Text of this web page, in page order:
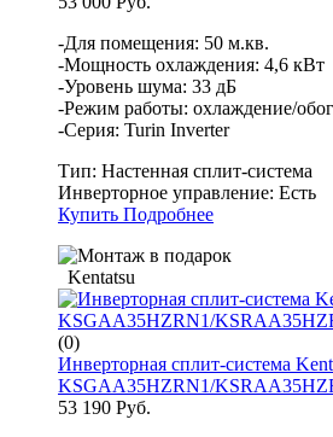
-Для помещения: 50 м.кв.
-Мощность охлаждения: 4,6 кВт
-Уровень шума: 33 дБ
-Режим работы: охлаждение/
-Серия: Turin Inverter
Тип: Настенная сплит-система
Инверторное управление: Есть
Купить Подробнее
Kentatsu
(0)
Инверторная сплит-система
KSGAA35HZRN1/
53 190 Руб.